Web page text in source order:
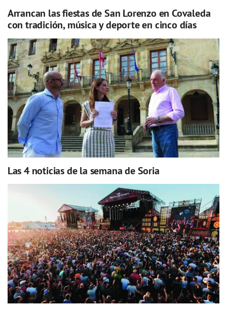
Arrancan las fiestas de San Lorenzo en Covaleda
con tradición, música y deporte en cinco días
Las 4 noticias de la semana de Soria